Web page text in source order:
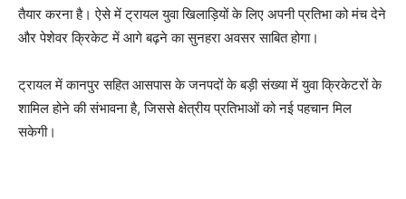
तैयार करना है। ऐसे में ट्रायल युवा खिलाड़ियों के लिए अपनी प्रतिभा को मंच देने
और पेशेवर क्रिकेट में आगे बढ़ने का सुनहरा अवसर साबित होगा।
ट्रायल में कानपुर सहित आसपास के जनपदों के बड़ी संख्या में युवा क्रिकेटरों के
शामिल होने की संभावना है, जिससे क्षेत्रीय प्रतिभाओं को नई पहचान मिल
सकेगी।